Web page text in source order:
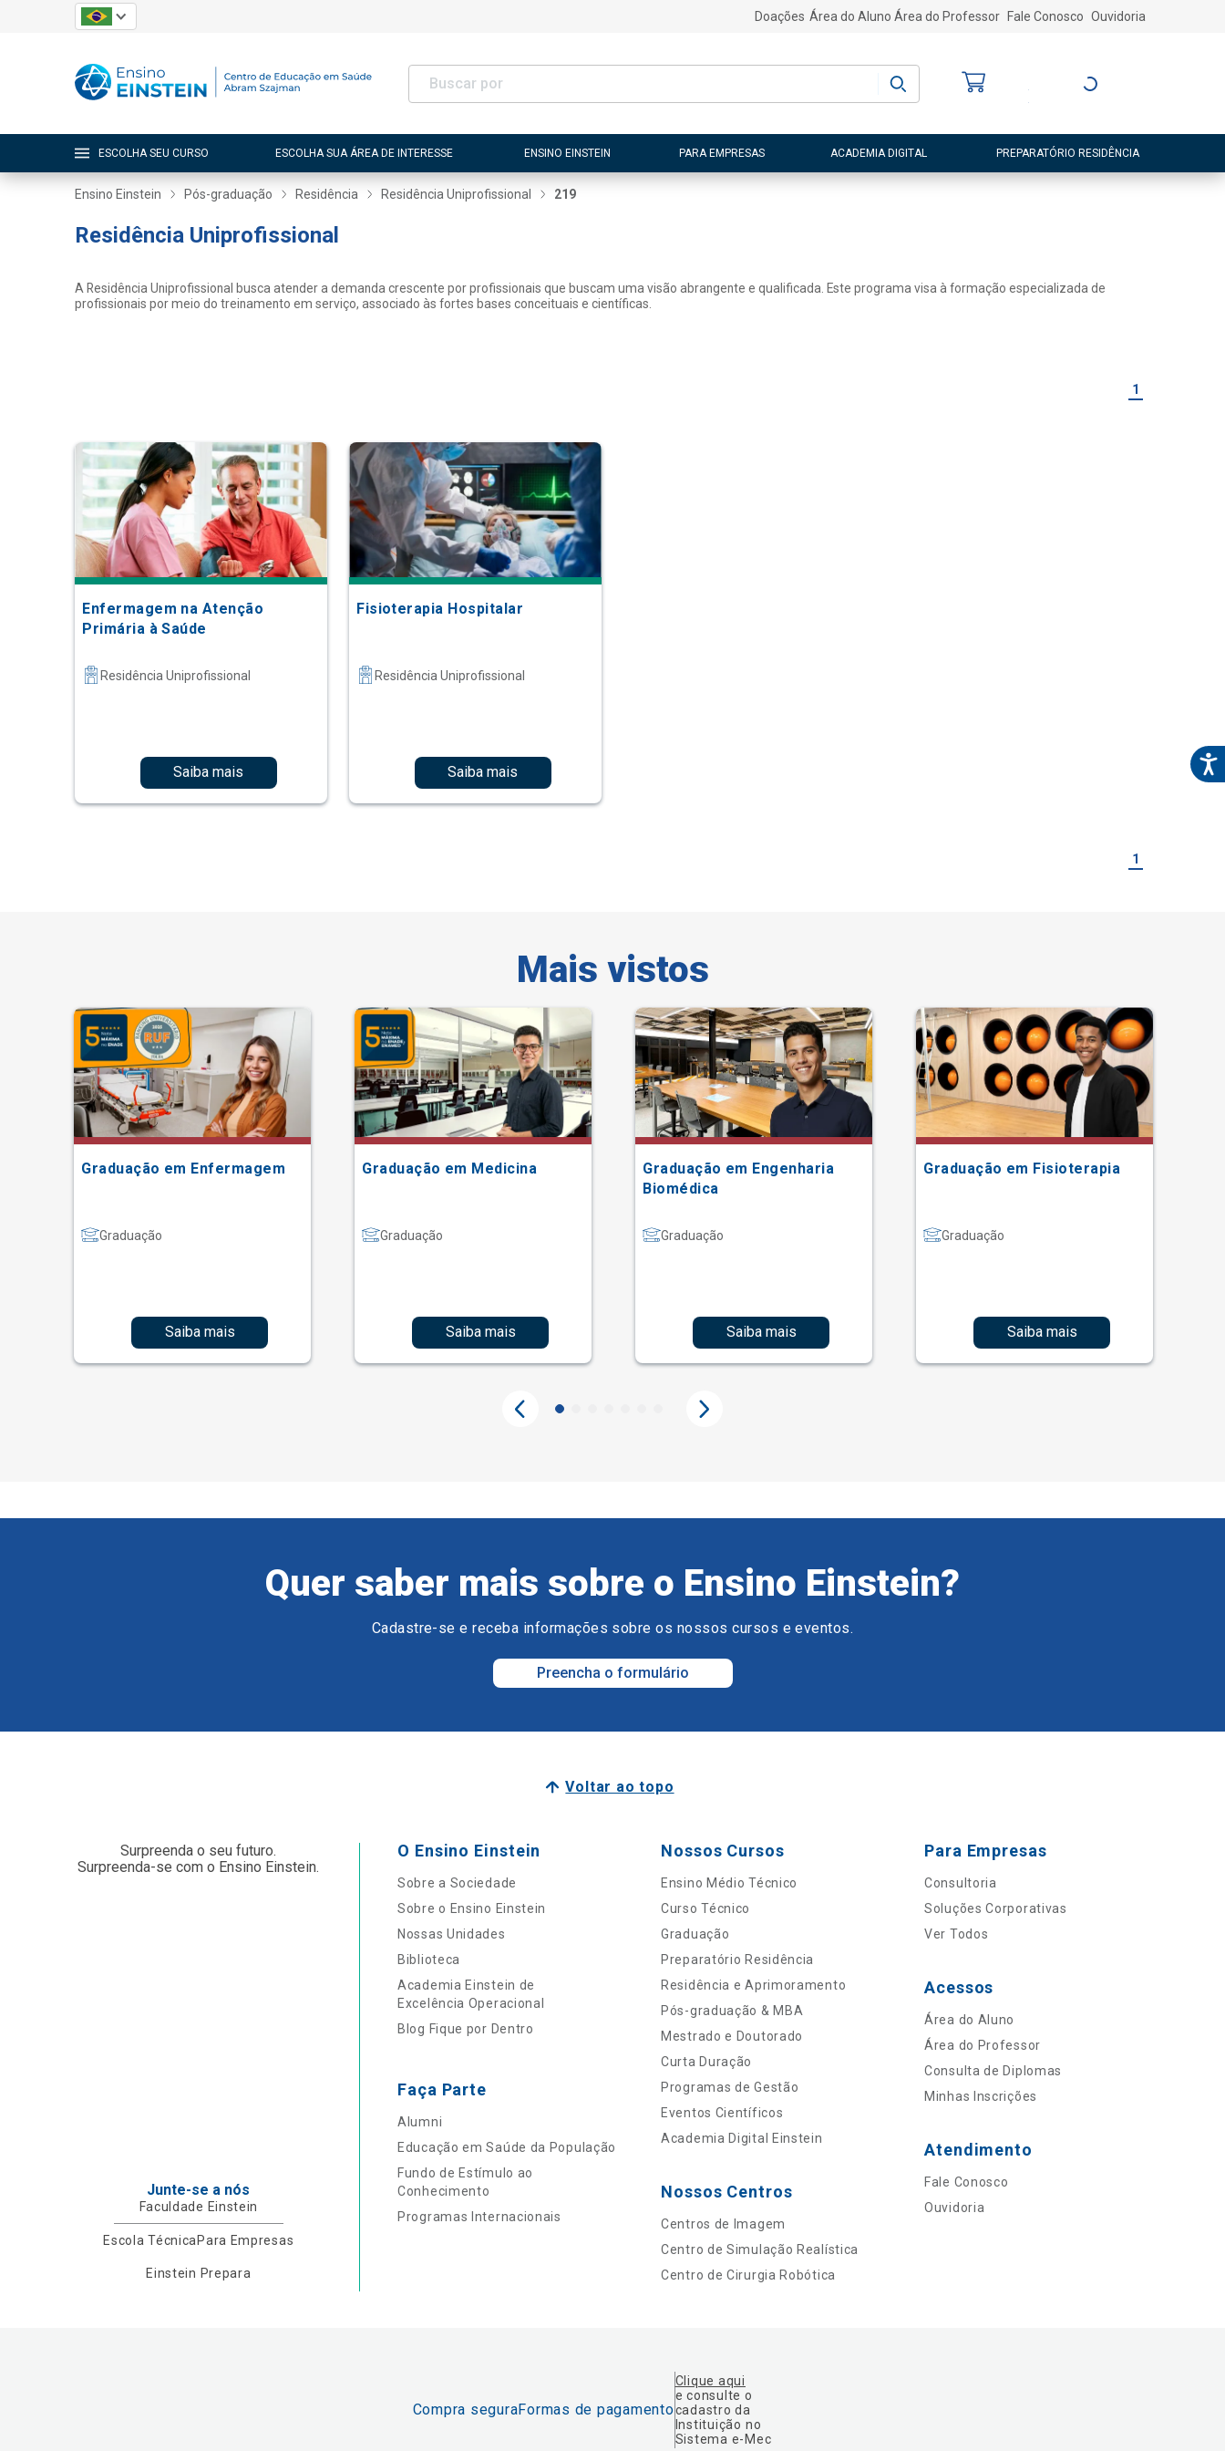
Doações Área do Aluno Área do Professor Fale Conosco Ouvidoria
Entre ou Cadastre-
ESCOLHA SEU CURSO ESCOLHA SUA ÁREA DE INTERESSE ENSINO EINSTEIN PARA EMPRESAS ACADEMIA DIGITAL PREPARATÓRIO RESIDÊNCIA
Ensino Einstein Pós-graduação Residência Residência Uniprofissional 219
Residência Uniprofissional
A Residência Uniprofissional busca atender a demanda crescente por profissionais que buscam uma visão abrangente e qualificada. Este programa visa à formação especializada de
profissionais por meio do treinamento em serviço, associado às fortes bases conceituais e científicas.
1
Enfermagem na Atenção
Primária à Saúde
Residência Uniprofissional
Saiba mais
Fisioterapia Hospitalar
Residência Uniprofissional
Saiba mais
1
Mais vistos
Graduação em Enfermagem
Graduação
Saiba mais
Graduação em Medicina
Graduação
Saiba mais
Graduação em Engenharia
Biomédica
Graduação
Saiba mais
Graduação em Fisioterapia
Graduação
Saiba mais
Quer saber mais sobre o Ensino Einstein?
Cadastre-se e receba informações sobre os nossos cursos e eventos.
Preencha o formulário
Voltar ao topo
Surpreenda o seu futuro.
Surpreenda-se com o Ensino Einstein.
Junte-se a nós
Faculdade Einstein
Escola Técnica Para Empresas
Einstein Prepara
O Ensino Einstein
Sobre a Sociedade
Sobre o Ensino Einstein
Nossas Unidades
Biblioteca
Academia Einstein de
Excelência Operacional
Blog Fique por Dentro
Faça Parte
Alumni
Educação em Saúde da População
Fundo de Estímulo ao
Conhecimento
Programas Internacionais
Nossos Cursos
Ensino Médio Técnico
Curso Técnico
Graduação
Preparatório Residência
Residência e Aprimoramento
Pós-graduação & MBA
Mestrado e Doutorado
Curta Duração
Programas de Gestão
Eventos Científicos
Academia Digital Einstein
Nossos Centros
Centros de Imagem
Centro de Simulação Realística
Centro de Cirurgia Robótica
Para Empresas
Consultoria
Soluções Corporativas
Ver Todos
Acessos
Área do Aluno
Área do Professor
Consulta de Diplomas
Minhas Inscrições
Atendimento
Fale Conosco
Ouvidoria
Compra seguraFormas de pagamento
Clique aqui
e consulte o
cadastro da
Instituição no
Sistema e-Mec